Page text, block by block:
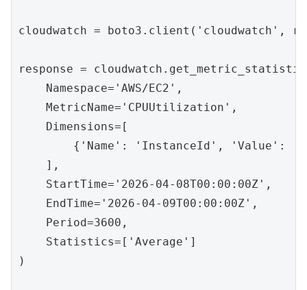
cloudwatch = boto3.client('cloudwatch',
response =
    Namespace='AWS/EC2',
    MetricName='CPUUtilization',
    Dimensions=[
{'Name': 'InstanceId', 'Value':
    ],
    StartTime='2026-04-08T00:00:00Z',
    EndTime='2026-04-09T00:00:00Z',
    Period=3600,
    Statistics=['Average']
)